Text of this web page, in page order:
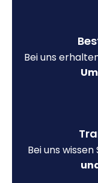
Bei uns
Bei uns wissen